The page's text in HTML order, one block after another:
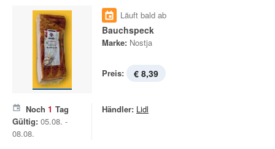
Läuft bald ab
Bauchspeck
Marke: Nostja
Preis: € 8,39
Noch 1 Tag
Gültig: 05.08. -
08.08.
Händler: Lidl